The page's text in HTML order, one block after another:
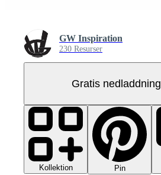
GW Inspiration
230 Resurser
Gratis nedladdning
Kollektion Pin